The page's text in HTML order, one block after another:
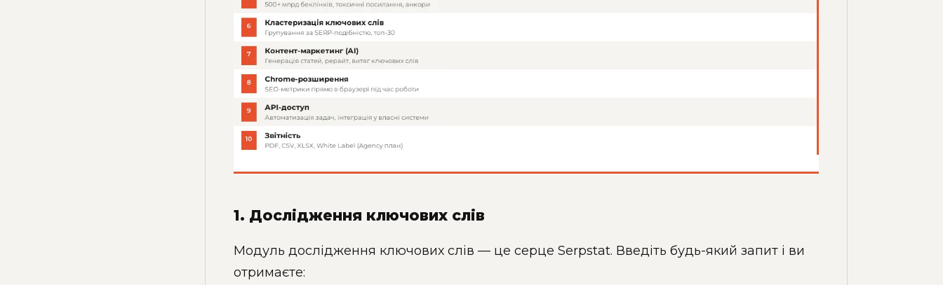
1. Дослідження ключових слів
Модуль дослідження ключових слів — це серце Serpstat. Введіть будь-який запит і ви
отримаєте: